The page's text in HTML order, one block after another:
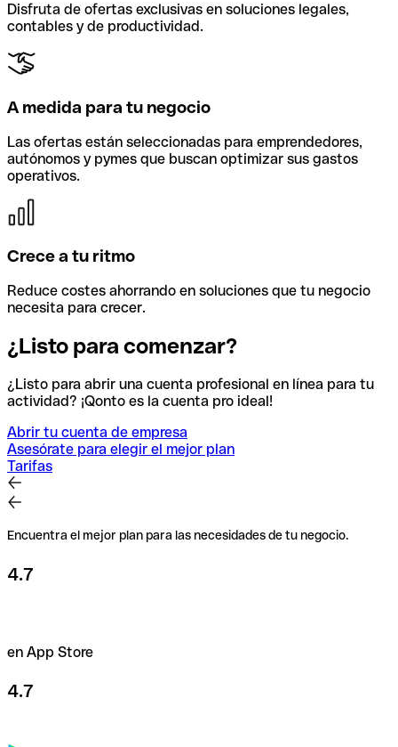
Disfruta de ofertas exclusivas en soluciones legales,
contables y de productividad.
A medida para tu negocio
Las ofertas están seleccionadas para emprendedores,
autónomos y pymes que buscan optimizar sus gastos
operativos.
Crece a tu ritmo
Reduce costes ahorrando en soluciones que tu negocio
necesita para crecer.
¿Listo para comenzar?
¿Listo para abrir una cuenta profesional en línea para tu
actividad? ¡Qonto es la cuenta pro ideal!
Abrir tu cuenta de empresa
Asesórate para elegir el mejor plan
Tarifas
Encuentra el mejor plan para las necesidades de tu negocio.
4.7
en App Store
4.7